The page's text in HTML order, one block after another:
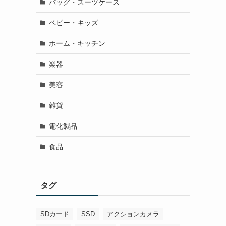
バッグ・スーツケース
ベビー・キッズ
ホーム・キッチン
楽器
美容
雑貨
電化製品
食品
タグ
SDカード SSD アクションカメラ